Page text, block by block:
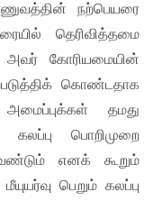
நற்பெயரை
தெரிவித்தமை
அவர் கோரியமையின்
கொண்டதாக
தமது
கலப்பு பொறிமுறை
எனக் கூறும்
பெறும் கலப்பு